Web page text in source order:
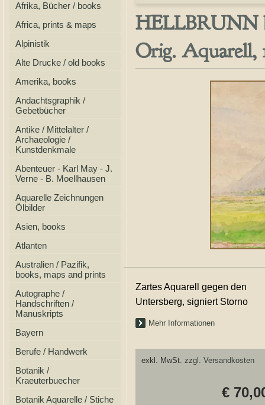
Afrika, Bücher / books
Africa, prints & maps
Alpinistik
Alte Drucke / old books
Amerika, books
Andachtsgraphik /
Gebetbücher
Antike / Mittelalter /
Archaeologie /
Kunstdenkmale
Abenteuer - Karl May - J.
Verne - B. Moellhausen
Aquarelle Zeichnungen
Ölbilder
Asien, books
Atlanten
Australien / Pazifik,
books, maps and prints
Autographe /
Handschriften /
Manuskripts
Bayern
Berufe / Handwerk
Botanik /
Kraeuterbuecher
Botanik Aquarelle / Stiche
HELLBRUNN
Orig. Aquarell,
Zartes Aquarell gegen den
Untersberg, signiert Storno
Mehr Informationen
exkl. MwSt. zzgl. Versandkosten
€